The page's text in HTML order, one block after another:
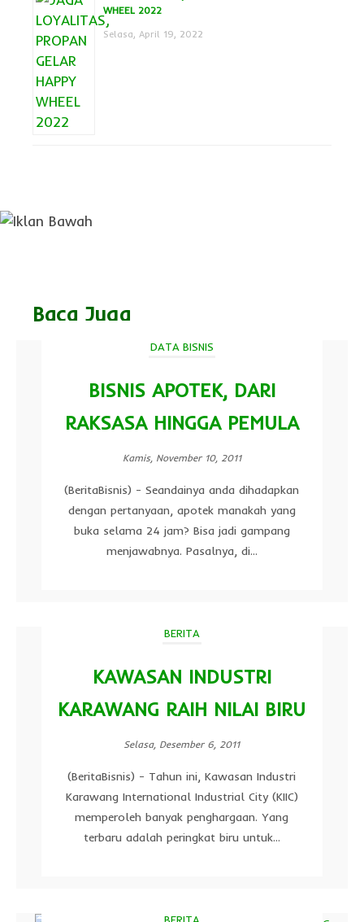
WHEEL 2022
Selasa, April 19, 2022
Baca Juga
DATA BISNIS
BISNIS APOTEK, DARI
RAKSASA HINGGA PEMULA
Kamis, November 10, 2011
(BeritaBisnis) - Seandainya anda dihadapkan
dengan pertanyaan, apotek manakah yang
buka selama 24 jam? Bisa jadi gampang
menjawabnya. Pasalnya, di...
BERITA
KAWASAN INDUSTRI
KARAWANG RAIH NILAI BIRU
Selasa, Desember 6, 2011
(BeritaBisnis) - Tahun ini, Kawasan Industri
Karawang International Industrial City (KIIC)
memperoleh banyak penghargaan. Yang
terbaru adalah peringkat biru untuk...